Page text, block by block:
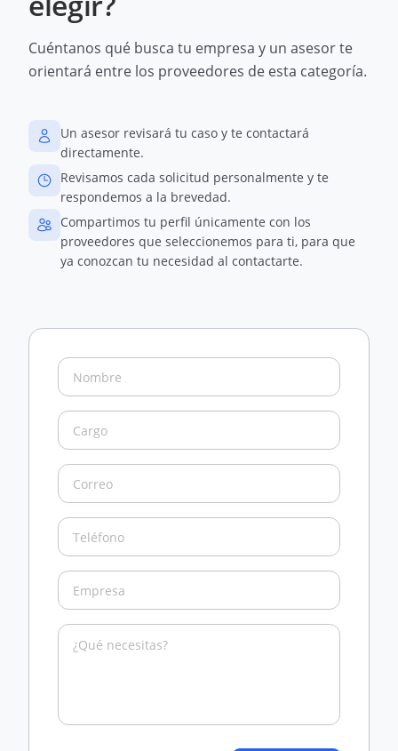
Cuéntanos qué busca tu empresa y un asesor te
orientará entre los proveedores de esta categoría.
Un asesor revisará tu caso y te contactará
directamente.
Revisamos cada solicitud personalmente y te
respondemos a la brevedad.
Compartimos tu perfil únicamente con los
proveedores que seleccionemos para ti, para que
ya conozcan tu necesidad al contactarte.